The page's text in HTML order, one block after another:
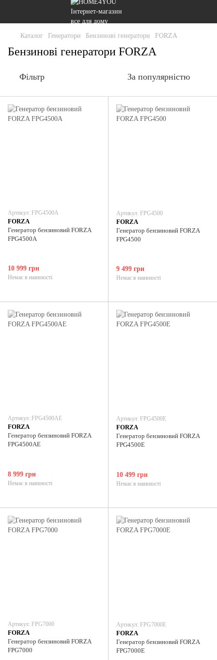
Каталог Генератори Бензинові генератори FORZA
Бензинові генератори FORZA
Фільтр За популярністю
Артикул: FPG4500A
FORZA
Генератор бензиновий FORZA
FPG4500A
10 999 грн
Немає в наявності
Артикул: FPG4500
FORZA
Генератор бензиновий FORZA
FPG4500
9 499 грн
Немає в наявності
Артикул: FPG4500AE
FORZA
Генератор бензиновий FORZA
FPG4500AE
8 999 грн
Немає в наявності
Артикул: FPG4500E
FORZA
Генератор бензиновий FORZA
FPG4500E
10 499 грн
Немає в наявності
Артикул: FPG7000
FORZA
Генератор бензиновий FORZA
FPG7000
Артикул: FPG7000E
FORZA
Генератор бензиновий FORZA
FPG7000E